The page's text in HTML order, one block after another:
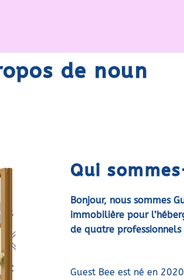
de noun
Qui
Bonjour, nous sommes
immobilière pour
de quatre
Guest Bee est né en